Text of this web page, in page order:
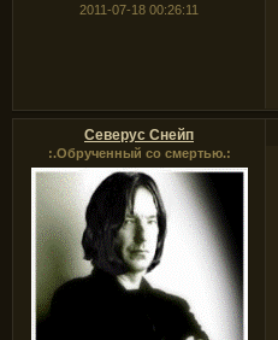
2011-07-18 00:26:11
Северус Снейп
:.Обрученный со смертью.: